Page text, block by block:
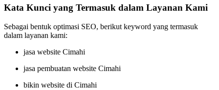
Kata Kunci yang Termasuk dalam Layanan Kami
Sebagai bentuk optimasi SEO, berikut keyword yang termasuk
dalam layanan kami:
jasa website Cimahi
jasa pembuatan website Cimahi
bikin website di Cimahi